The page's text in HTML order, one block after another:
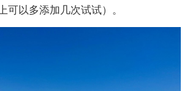
可以多添加几次试试）。